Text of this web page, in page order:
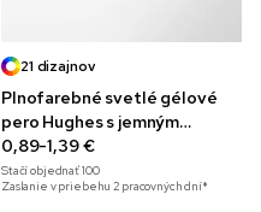
21 dizajnov
Plnofarebné svetlé gélové
pero Hughes s jemným
povrchom
0,89-1,39 €
Stačí objednať100
Zaslanie v priebehu 2 pracovných dní*